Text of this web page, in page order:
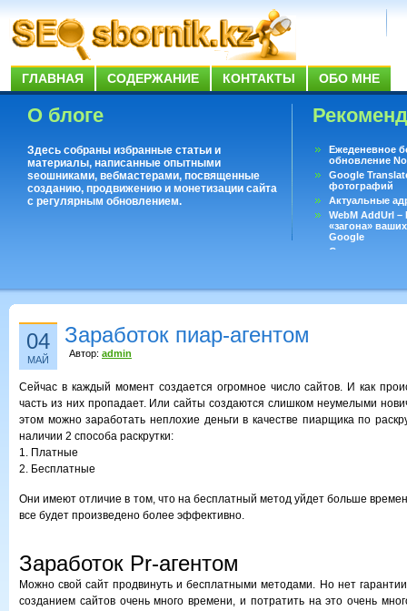
ГЛАВНАЯ СОДЕРЖАНИЕ КОНТАКТЫ ОБО МНЕ
О блоге
Здесь собраны избранные статьи и
материалы, написанные опытными
seoшниками, вебмастерами, посвященные
созданию, продвижению и монетизации сайта
с регулярным обновлением.
Ежеденевное
обновление
Google
фотографий
Актуальные
WebM AddUrl
«загона»
Google
Существует
04
МАЙ
Заработок пиар-агентом
Автор: admin
Сейчас в каждый момент создается огромное число сайтов. И как
часть из них пропадает. Или сайты создаются слишком неумелыми
этом можно заработать неплохие деньги в качестве пиарщика по
наличии 2 способа раскрутки:
1. Платные
2. Бесплатные
Они имеют отличие в том, что на бесплатный метод уйдет больше
все будет произведено более эффективно.
Заработок Pr-агентом
Можно свой сайт продвинуть и бесплатными методами. Но нет
созданием сайтов очень много времени, и потратить на это очень